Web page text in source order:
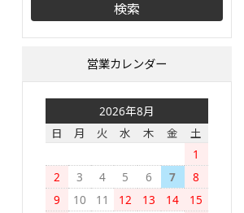
営業カレンダー
2026年8月
日
月 火 水 木 金
土
1
2
3 4 5 6 7
8
9
10 11 12 13 14
15